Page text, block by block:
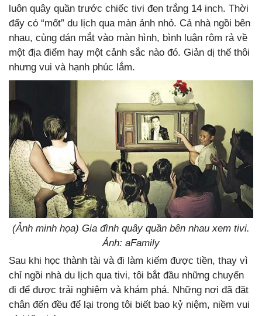
luôn quây quần trước chiếc tivi đen trắng 14 inch. Thời
đấy có “mốt” du lịch qua màn ảnh nhỏ. Cả nhà ngồi bên
nhau, cùng dán mắt vào màn hình, bình luận rôm rả về
một địa điểm hay một cảnh sắc nào đó. Giản dị thế thôi
nhưng vui và hạnh phúc lắm.
(Ảnh minh họa) Gia đình quây quần bên nhau xem tivi.
Ảnh: aFamily
Sau khi học thành tài và đi làm kiếm được tiền, thay vì
chỉ ngồi nhà du lịch qua tivi, tôi bắt đầu những chuyến
đi để được trải nghiệm và khám phá. Những nơi đã đặt
chân đến đều để lại trong tôi biết bao kỷ niệm, niềm vui